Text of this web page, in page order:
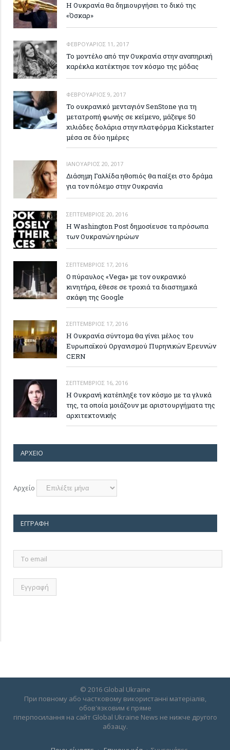
Η Ουκρανία θα δημιουργήσει το δικό της
«Όσκαρ»
ΦΕΒΡΟΥΆΡΙΟΣ 11, 2017
Το μοντέλο από την Ουκρανία στην αναπηρική
καρέκλα κατέκτησε τον κόσμο της μόδας
ΦΕΒΡΟΥΆΡΙΟΣ 9, 2017
Το ουκρανικό μενταγιόν SenStone για τη
μετατροπή φωνής σε κείμενο, μάζεψε 50
χιλιάδες δολάρια στην πλατφόρμα Kickstarter
μέσα σε δύο ημέρες
ΙΑΝΟΥΆΡΙΟΣ 20, 2017
Διάσημη Γαλλίδα ηθοπιός θα παίξει στο δράμα
για τον πόλεμο στην Ουκρανία
ΣΕΠΤΈΜΒΡΙΟΣ 20, 2016
Η Washington Post δημοσίευσε τα πρόσωπα
των Ουκρανών ηρώων
ΣΕΠΤΈΜΒΡΙΟΣ 17, 2016
Ο πύραυλος «Vega» με τον ουκρανικό
κινητήρα, έθεσε σε τροχιά τα διαστημικά
σκάφη της Google
ΣΕΠΤΈΜΒΡΙΟΣ 17, 2016
Η Ουκρανία σύντομα θα γίνει μέλος του
Ευρωπαϊκού Οργανισμού Πυρηνικών Ερευνών
CERN
ΣΕΠΤΈΜΒΡΙΟΣ 16, 2016
H Ουκρανή κατέπληξε τον κόσμο με τα γλυκά
της, τα οποία μοιάζουν με αριστουργήματα της
αρχιτεκτονικής
ΑΡΧΕΊΟ
Αρχείο
ΕΓΓΡΑΦΉ
email
© 2016 Global Ukraine
При повному або частковому використанні матеріалів,
обов'язковим є пряме
гіперпосилання на сайт Global Ukraine News не нижче другого
абзацу.